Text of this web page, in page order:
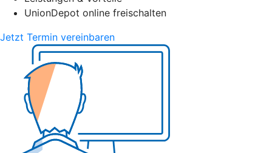
UnionDepot online freischalten
Jetzt Termin vereinbaren